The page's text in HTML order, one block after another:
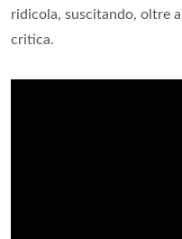
ridicola, suscitando, oltre
critica.